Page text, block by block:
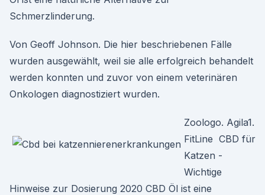
Schmerzlinderung.
Von Geoff Johnson. Die hier beschriebenen Fälle
wurden ausgewählt, weil sie alle erfolgreich behandelt
werden konnten und zuvor von einem veterinären
Onkologen diagnostiziert wurden.
Zoologo. Agila1.
FitLine CBD für
Katzen -
Wichtige
Hinweise zur Dosierung 2020 CBD Öl ist eine